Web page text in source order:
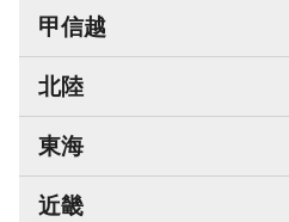
甲信越
北陸
東海
近畿